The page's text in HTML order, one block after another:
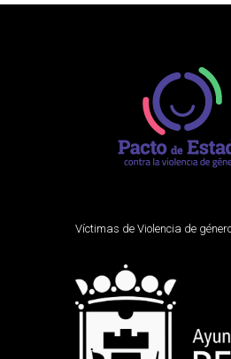
Víctimas de Violencia de